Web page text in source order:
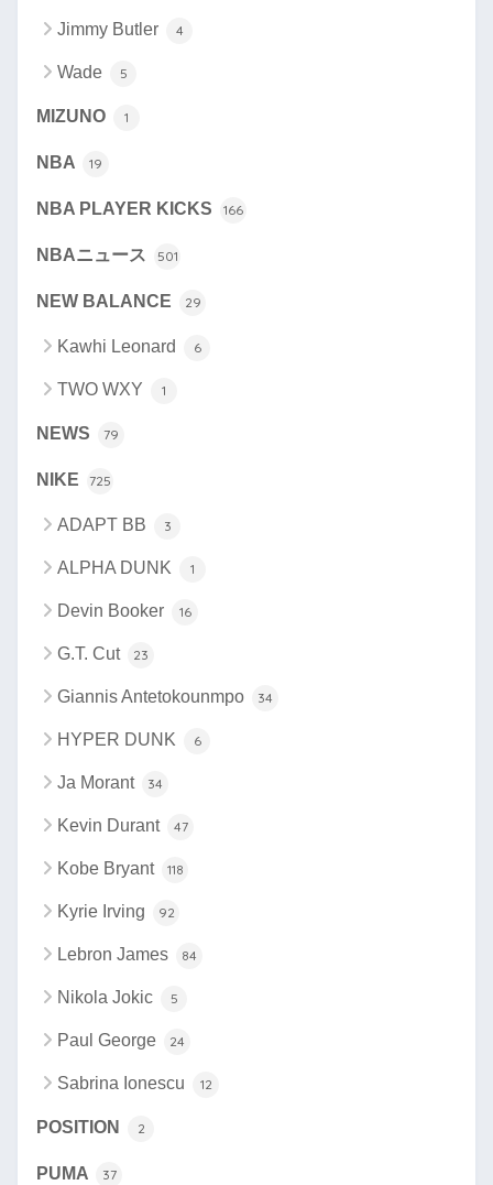
Jimmy Butler 4
Wade 5
MIZUNO 1
NBA 19
NBA PLAYER KICKS 166
NBAニュース 501
NEW BALANCE 29
Kawhi Leonard 6
TWO WXY 1
NEWS 79
NIKE 725
ADAPT BB 3
ALPHA DUNK 1
Devin Booker 16
G.T. Cut 23
Giannis Antetokounmpo 34
HYPER DUNK 6
Ja Morant 34
Kevin Durant 47
Kobe Bryant 118
Kyrie Irving 92
Lebron James 84
Nikola Jokic 5
Paul George 24
Sabrina Ionescu 12
POSITION 2
PUMA 37